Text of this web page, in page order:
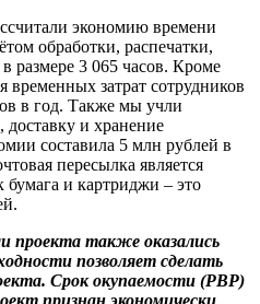
экономию времени
обработки, распечатки,
размере 3 065 часов. Кроме
затрат сотрудников
в год. Также мы учли
доставку и хранение
составила 5 млн рублей в
пересылка является
бумага и картриджи – это
проекта также оказались
позволяет сделать
Срок окупаемости (PBP)
признан экономически